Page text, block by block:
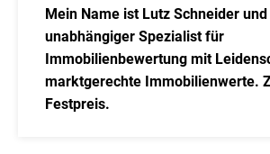
Mein Name ist Lutz Schneider
unabhängiger Spezialist für
Immobilienbewertung mit
marktgerechte Immobilienwerte.
Festpreis.